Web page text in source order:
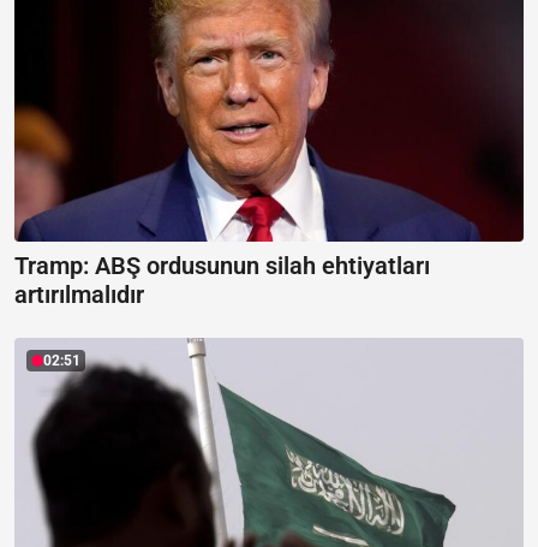
Tramp: ABŞ ordusunun silah ehtiyatları
artırılmalıdır
02:51